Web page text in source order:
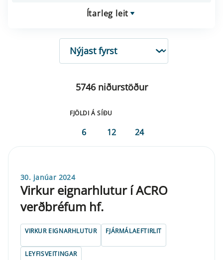
Ítarleg leit
RÖÐUN
5746 niðurstöður
FJÖLDI Á SÍÐU
6 12 24
30. janúar 2024
Virkur eignarhlutur í ACRO
verðbréfum hf.
VIRKUR EIGNARHLUTUR FJÁRMÁLAEFTIRLIT
LEYFISVEITINGAR